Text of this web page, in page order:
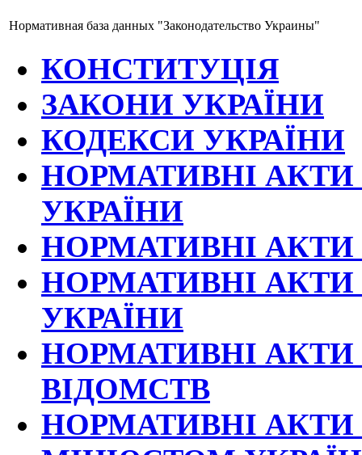
Нормативная база данных "Законодательство Украины"
КОНСТИТУЦІЯ
ЗАКОНИ УКРАЇНИ
КОДЕКСИ УКРАЇНИ
НОРМАТИВНІ АКТИ
УКРАЇНИ
НОРМАТИВНІ АКТИ
НОРМАТИВНІ АКТИ
УКРАЇНИ
НОРМАТИВНІ АКТИ
ВІДОМСТВ
НОРМАТИВНІ АКТИ